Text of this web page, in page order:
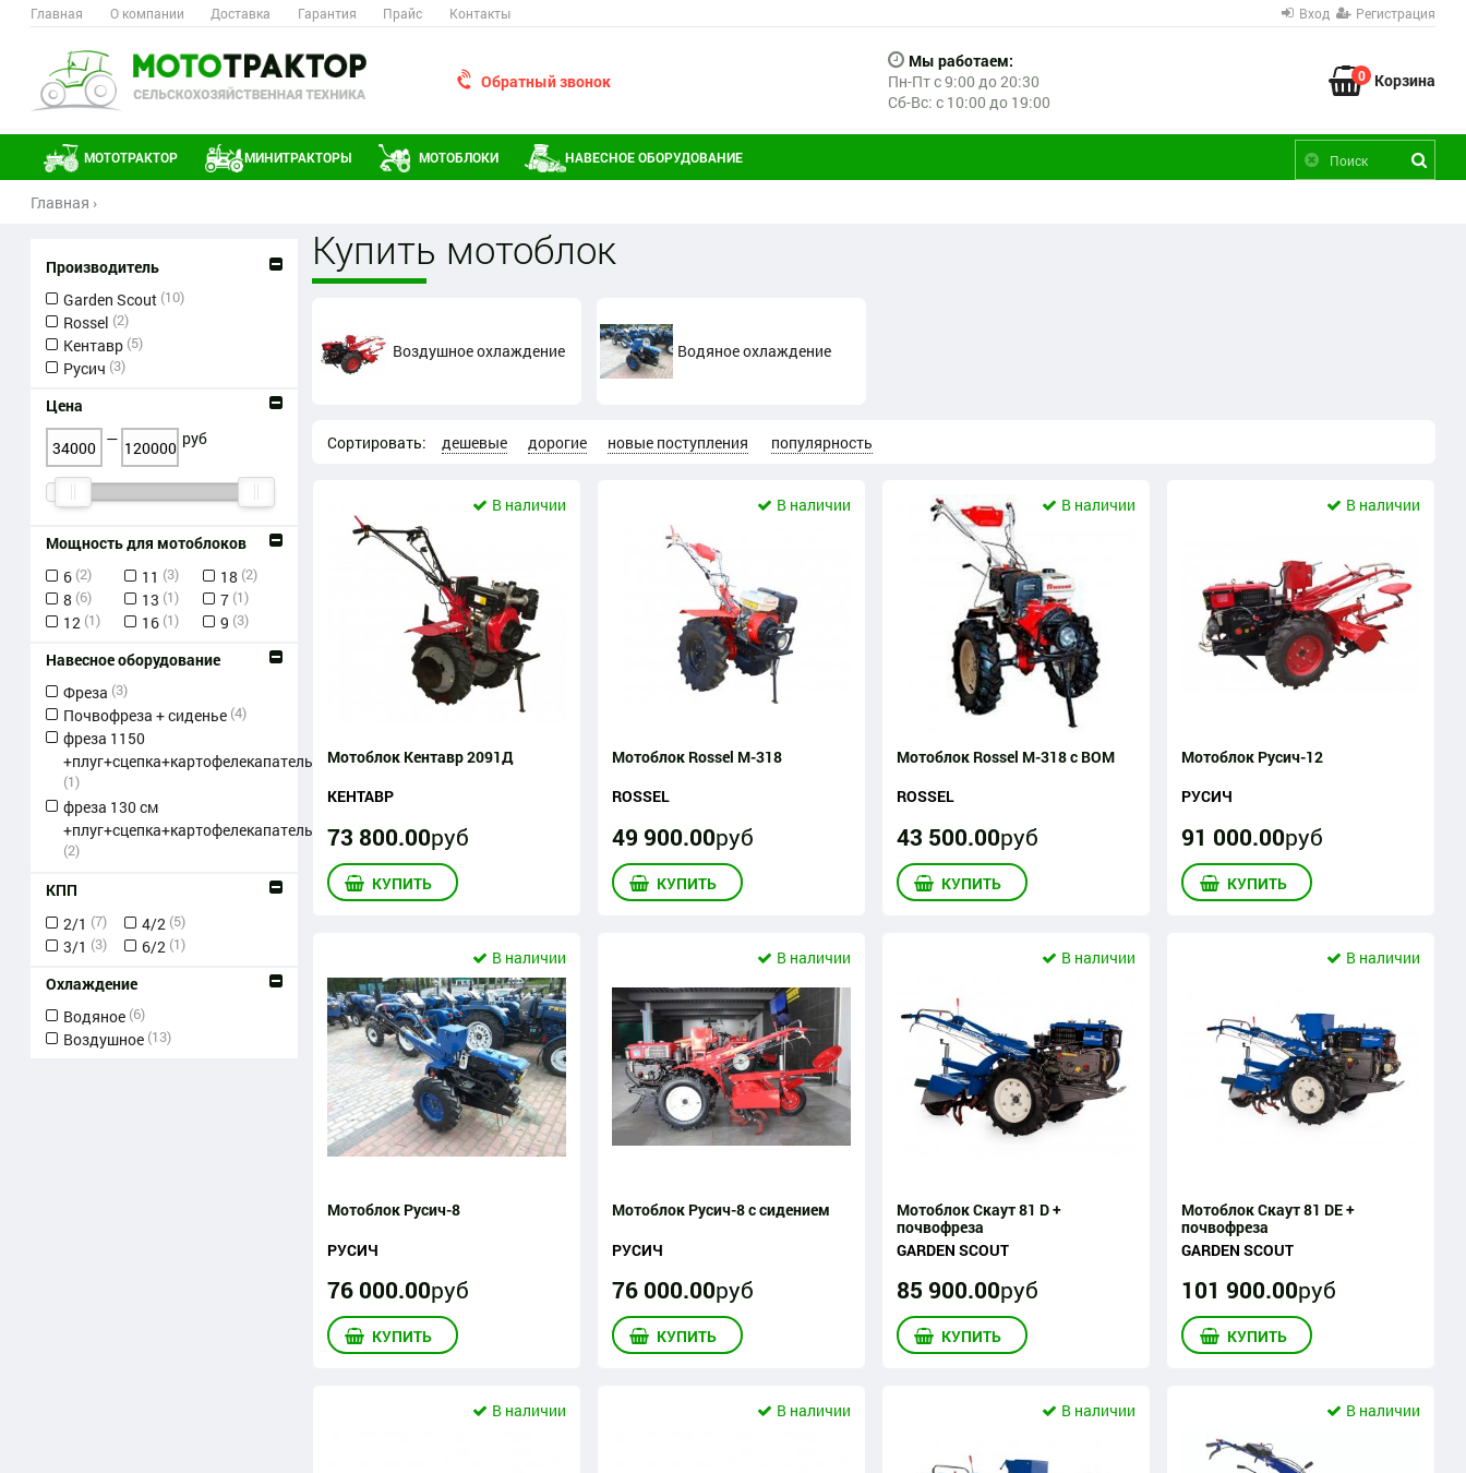
Главная О компании Доставка Гарантия Прайс Контакты Вход Регистрация
Обратный звонок
Мы работаем:
Пн-Пт с 9:00 до 20:30
Сб-Вс: с 10:00 до 19:00
Корзина
0
МОТОТРАКТОР МИНИТРАКТОРЫ МОТОБЛОКИ НАВЕСНОЕ ОБОРУДОВАНИЕ
Главная ›
Купить мотоблок
Воздушное охлаждение Водяное охлаждение
Сортировать: дешевые дорогие новые поступления популярность
В наличии
Мотоблок Кентавр 2091Д
КЕНТАВР
73 800.00руб
КУПИТЬ
В наличии
Мотоблок Rossel М-318
ROSSEL
49 900.00руб
КУПИТЬ
В наличии
Мотоблок Rossel М-318 с ВОМ
ROSSEL
43 500.00руб
КУПИТЬ
В наличии
Мотоблок Русич-12
РУСИЧ
91 000.00руб
КУПИТЬ
В наличии
Мотоблок Русич-8
РУСИЧ
76 000.00руб
КУПИТЬ
В наличии
Мотоблок Русич-8 с сидением
РУСИЧ
76 000.00руб
КУПИТЬ
В наличии
Мотоблок Скаут 81 D +
почвофреза
GARDEN SCOUT
85 900.00руб
КУПИТЬ
В наличии
Мотоблок Скаут 81 DE +
почвофреза
GARDEN SCOUT
101 900.00руб
КУПИТЬ
В наличии В наличии В наличии В наличии
Производитель
Garden Scout (10)
Rossel (2)
Кентавр (5)
Русич (3)
Цена
—
руб
Мощность для мотоблоков
6 (2)
8 (6)
12 (1)
11 (3)
13 (1)
16 (1)
18 (2)
7 (1)
9 (3)
Навесное оборудование
Фреза (3)
Почвофреза + сиденье (4)
фреза 1150
+плуг+сцепка+картофелекапатель
(1)
фреза 130 см
+плуг+сцепка+картофелекапатель
(2)
КПП
2/1 (7)
3/1 (3)
4/2 (5)
6/2 (1)
Охлаждение
Водяное (6)
Воздушное (13)